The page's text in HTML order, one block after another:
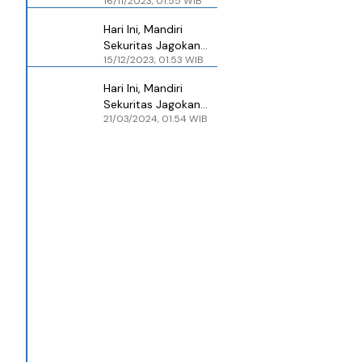
Hari Ini, Mandiri
Sekuritas Jagokan
RAJA, BUAH, dan
15/12/2023, 01.53 WIB
Hari Ini, Mandiri
Sekuritas Jagokan
ANTM, JSMR dan
21/03/2024, 01.54 WIB